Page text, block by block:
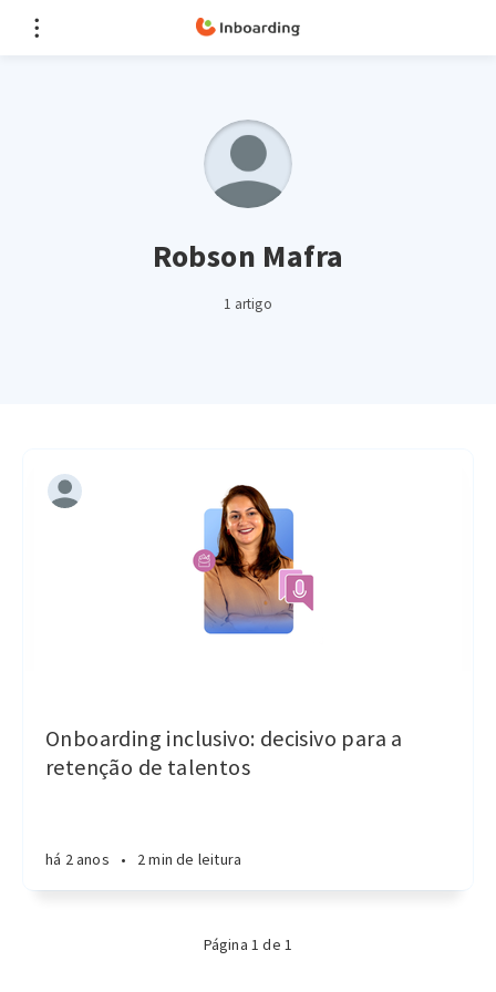
Robson Mafra
1 artigo
Onboarding inclusivo: decisivo para a
retenção de talentos
há 2 anos • 2 min de leitura
Página 1 de 1